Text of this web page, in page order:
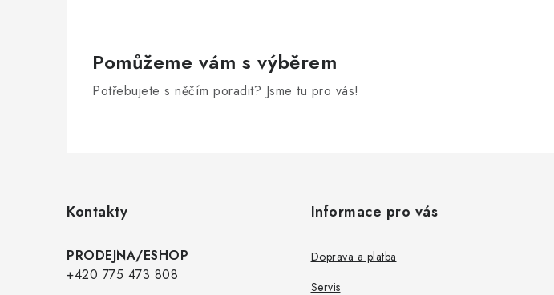
Pomůžeme vám s výběrem
Potřebujete s něčím poradit? Jsme tu pro vás!
Kontakty
PRODEJNA/ESHOP
+420 775 473 808
Informace pro vás
Doprava a platba
Servis